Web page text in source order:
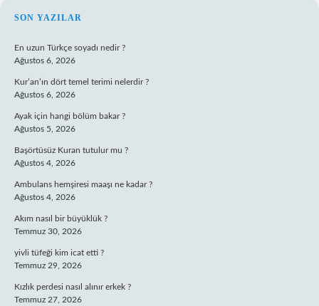
SIDEBAR
SON YAZILAR
En uzun Türkçe soyadı nedir ?
Ağustos 6, 2026
Kur’an’ın dört temel terimi nelerdir ?
Ağustos 6, 2026
Ayak için hangi bölüm bakar ?
Ağustos 5, 2026
Başörtüsüz Kuran tutulur mu ?
Ağustos 4, 2026
Ambulans hemşiresi maaşı ne kadar ?
Ağustos 4, 2026
Akım nasıl bir büyüklük ?
Temmuz 30, 2026
yivli tüfeği kim icat etti ?
Temmuz 29, 2026
Kızlık perdesi nasıl alınır erkek ?
Temmuz 27, 2026